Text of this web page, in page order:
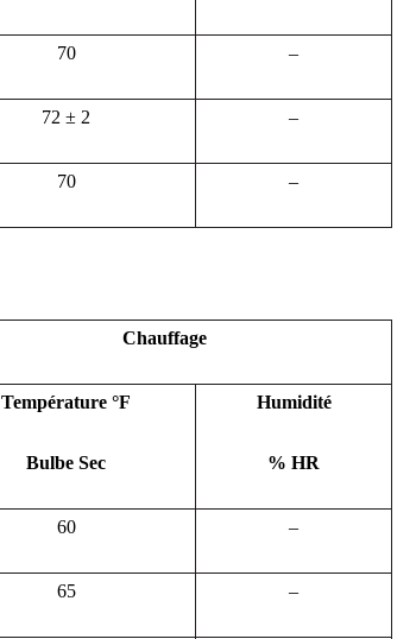
70 –
72 ± 2 –
70 –
Chauffage
Température °F
Bulbe Sec
Humidité
% HR
60 –
65 –